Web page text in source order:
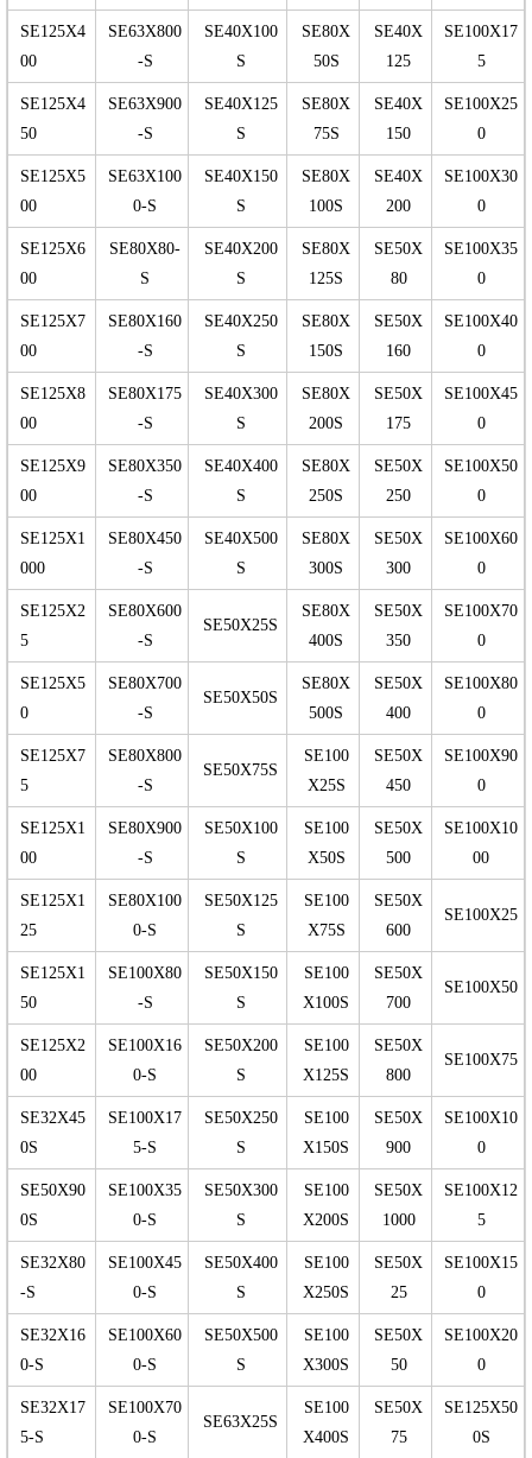
SE125X4
00
SE63X800
-S
SE40X100
S
SE80X
50S
SE40X
125
SE100X17
5
SE125X4
50
SE63X900
-S
SE40X125
S
SE80X
75S
SE40X
150
SE100X25
0
SE125X5
00
SE63X100
0-S
SE40X150
S
SE80X
100S
SE40X
200
SE100X30
0
SE125X6
00
SE80X80-
S
SE40X200
S
SE80X
125S
SE50X
80
SE100X35
0
SE125X7
00
SE80X160
-S
SE40X250
S
SE80X
150S
SE50X
160
SE100X40
0
SE125X8
00
SE80X175
-S
SE40X300
S
SE80X
200S
SE50X
175
SE100X45
0
SE125X9
00
SE80X350
-S
SE40X400
S
SE80X
250S
SE50X
250
SE100X50
0
SE125X1
000
SE80X450
-S
SE40X500
S
SE80X
300S
SE50X
300
SE100X60
0
SE125X2
5
SE80X600
-S
SE50X25S
SE80X
400S
SE50X
350
SE100X70
0
SE125X5
0
SE80X700
-S
SE50X50S
SE80X
500S
SE50X
400
SE100X80
0
SE125X7
5
SE80X800
-S
SE50X75S
SE100
X25S
SE50X
450
SE100X90
0
SE125X1
00
SE80X900
-S
SE50X100
S
SE100
X50S
SE50X
500
SE100X10
00
SE125X1
25
SE80X100
0-S
SE50X125
S
SE100
X75S
SE50X
600
SE100X25
SE125X1
50
SE100X80
-S
SE50X150
S
SE100
X100S
SE50X
700
SE100X50
SE125X2
00
SE100X16
0-S
SE50X200
S
SE100
X125S
SE50X
800
SE100X75
SE32X45
0S
SE100X17
5-S
SE50X250
S
SE100
X150S
SE50X
900
SE100X10
0
SE50X90
0S
SE100X35
0-S
SE50X300
S
SE100
X200S
SE50X
1000
SE100X12
5
SE32X80
-S
SE100X45
0-S
SE50X400
S
SE100
X250S
SE50X
25
SE100X15
0
SE32X16
0-S
SE100X60
0-S
SE50X500
S
SE100
X300S
SE50X
50
SE100X20
0
SE32X17
5-S
SE100X70
0-S
SE63X25S
SE100
X400S
SE50X
75
SE125X50
0S